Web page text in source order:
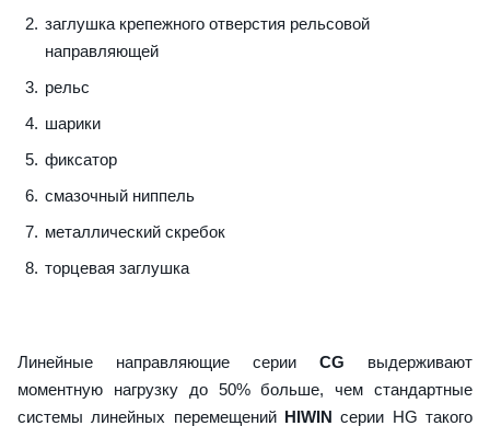
заглушка крепежного отверстия рельсовой
направляющей
рельс
шарики
фиксатор
смазочный ниппель
металлический скребок
торцевая заглушка
Линейные направляющие серии CG выдерживают
моментную нагрузку до 50% больше, чем стандартные
системы линейных перемещений HIWIN серии HG такого